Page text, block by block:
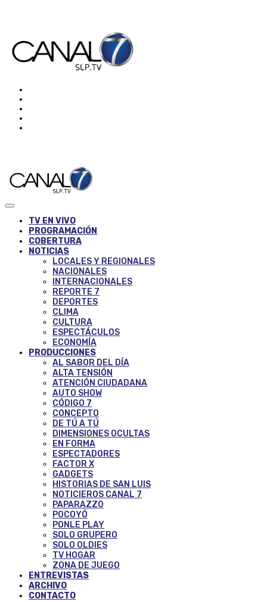
TV EN VIVO
PROGRAMACIÓN
COBERTURA
NOTICIAS
LOCALES Y REGIONALES
NACIONALES
INTERNACIONALES
REPORTE 7
DEPORTES
CLIMA
CULTURA
ESPECTÁCULOS
ECONOMÍA
PRODUCCIONES
AL SABOR DEL DÍA
ALTA TENSIÓN
ATENCIÓN CIUDADANA
AUTO SHOW
CÓDIGO 7
CONCEPTO
DE TÚ A TÚ
DIMENSIONES OCULTAS
EN FORMA
ESPECTADORES
FACTOR X
GADGETS
HISTORIAS DE SAN LUIS
NOTICIEROS CANAL 7
PAPARAZZO
POCOYÓ
PONLE PLAY
SOLO GRUPERO
SOLO OLDIES
TV HOGAR
ZONA DE JUEGO
ENTREVISTAS
ARCHIVO
CONTACTO